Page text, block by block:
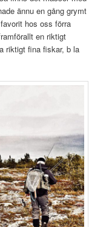
ännu en gång grymt
hos oss förra
en riktigt
riktigt fina fiskar, b la